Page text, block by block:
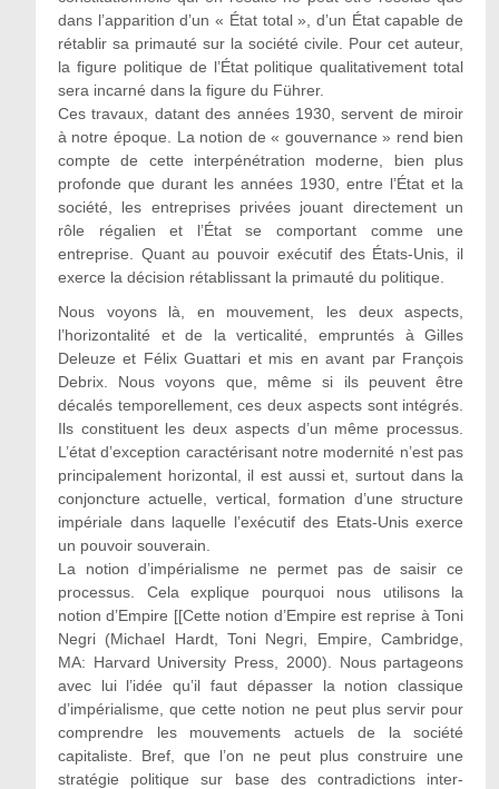
dans l’apparition d’un « État total », d’un État capable de
rétablir sa primauté sur la société civile. Pour cet auteur,
la figure politique de l’État politique qualitativement total
sera incarné dans la figure du Führer.
Ces travaux, datant des années 1930, servent de miroir
à notre époque. La notion de « gouvernance » rend bien
compte de cette interpénétration moderne, bien plus
profonde que durant les années 1930, entre l’État et la
société, les entreprises privées jouant directement un
rôle régalien et l’État se comportant comme une
entreprise. Quant au pouvoir exécutif des États-Unis, il
exerce la décision rétablissant la primauté du politique.
Nous voyons là, en mouvement, les deux aspects,
l’horizontalité et de la verticalité, empruntés à Gilles
Deleuze et Félix Guattari et mis en avant par François
Debrix. Nous voyons que, même si ils peuvent être
décalés temporellement, ces deux aspects sont intégrés.
Ils constituent les deux aspects d’un même processus.
L’état d’exception caractérisant notre modernité n’est pas
principalement horizontal, il est aussi et, surtout dans la
conjoncture actuelle, vertical, formation d’une structure
impériale dans laquelle l’exécutif des Etats-Unis exerce
un pouvoir souverain.
La notion d’impérialisme ne permet pas de saisir ce
processus. Cela explique pourquoi nous utilisons la
notion d’Empire [[Cette notion d’Empire est reprise à Toni
Negri (Michael Hardt, Toni Negri, Empire, Cambridge,
MA: Harvard University Press, 2000). Nous partageons
avec lui l’idée qu’il faut dépasser la notion classique
d’impérialisme, que cette notion ne peut plus servir pour
comprendre les mouvements actuels de la société
capitaliste. Bref, que l’on ne peut plus construire une
stratégie politique sur base des contradictions inter-